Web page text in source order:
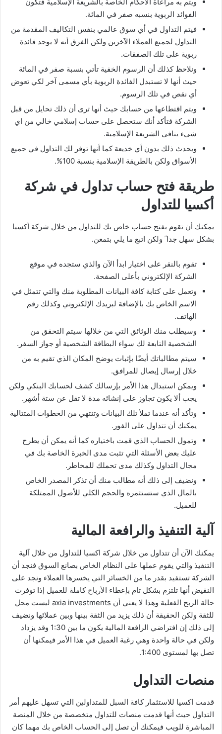
الفوائد الربوية بنسبه صفر في المائة.
فيتم التداول في أي سوق عالمي بنفس التكاليف المقدمة من
التداول لجميع العملاء الآخرين ولكن الفرق أنه لا يوجد فائدة
ربوية على تلك الصفقات.
ونلاحظ كذلك أن الرسوم الخفية تأتي بنسبة صفر في المائة
حيث أنها لا تستبدل الفائدة الربوية بأي مسمى آخر لكي تعوض
أي نقص في تلك الرسوم.
ويتم اقتطاعها من حسابك حيث أنها ترى أن ذلك تحايل من قبل
الشركة فتأكد أنك ستحصل على حساب إسلامي خالي من اي
شيء ينافي الشريعة الإسلامية.
ويحدث ذلك بدون أي خديعة كما أنها توفر لك التداول في جميع
الأسواق ولكن بالطريقة الإسلامية بنسبة 100%.
طريقة فتح حساب تداول في شركة
أكسيا للتداول
يمكنك أن تقوم بفتح حساب خاص بك للتداول من خلال شركة أكسيا
بشكل سهل جدا ً ولكن اتبع ما يلي بتمعن.
تقوم بالنقر على اختيار ابدأ الآن والذي ستجده في موقع
الشركة الإلكتروني بأعلى الصفحة.
وتعمل على كتابة كافة البيانات المطلوبة منك والتي تتمثل في
الاسم الخاص بك بالإضافة لبريدك الإلكتروني وكذلك رقم
الهاتف.
وسيطلب منك الوثائق التي من خلالها سيتم التحقق من
الشخصية التابعة لك سواء البطاقة الشخصية أو جواز السفر.
سيتم مطالباتك أيضًا بإثبات يوضح المكان الذي تقيم به من
خلال إرسال إيصال للمرافق.
ويمكن استبدال هذا الأمر بإرسالك كشف لحسابك البنكي ولكن
يجب ألا يكون تجاوز على إنشائه مدة لا تقل عن ستة أشهر.
وتأكد أنه عندما تملأ تلك البيانات وتنتهي من الخطوات المتتالية
يمكنك أن تتداول على الفور.
وتمول الحساب الذي قمت باختياره كما أنه يمكن أن يطرح
عليك بعض الأسئلة التي تثبت مدى الخبرة الخاصة بك في
مجال التداول وكذلك مدى تحملك للمخاطر.
ونضيف إلى ذلك أنه مطالب منك أن تذكر المصدر الخاص
بالمال الذي ستستثمره والحجم الكلي للأصول الممتلكة
للعميل.
آلية التنفيذ والرافعة المالية
يمكنك الآن أن تتداول من خلال شركة اكسيا للتداول من خلال آلية
التنفيذ والتي يقوم عملها على النظام الخاص بصانع السوق فنجد أن
الشركة تستفيد بقدر ما من الخسائر التي يخسرها العملاء ونجد على
النقيض أنها تلتزم بشكل تام بإعطاء الأرباح كاملة للعميل إذا توفرت
حالة الربح الفعلية وهذا لا يعني أن axia investments ليست محل
للثقة ولكن الحقيقة أن ذلك يزيد من الثقة بينها وبين عملائها ونضيف
إلى ذلك إن افتراضي الرافعة المالية يكون ما بين 1:30 وقد يزداد
ولكن في حالة واحدة وهي رغبة العميل في هذا الأمر فيمكنها أن
تصل بها لمستوى 1:400.
منصات التداول
قدمت اكسيا للاستثمار كافة السبل للمتداولين التي تسهل عليهم أمر
التداول حيث أنها قدمت منصات للتداول متخصصة من خلال المنصة
المباشرة للويب فيمكنك أن تصل إلى الحساب الخاص بك مهما كان